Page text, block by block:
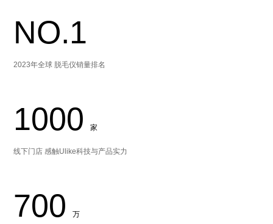
NO.1
2023年全球 脱毛仪销量排名
1000 家
线下门店 感触Ulike科技与产品实力
700 万